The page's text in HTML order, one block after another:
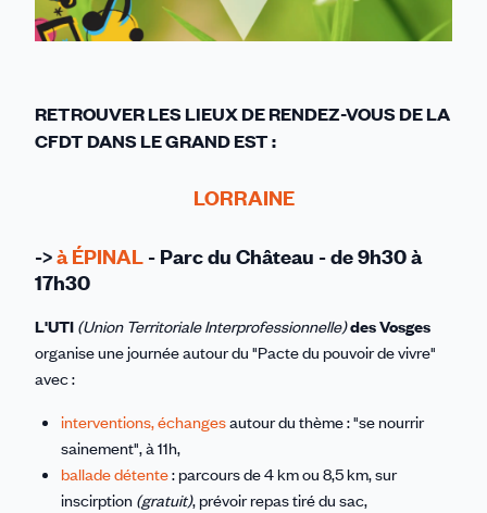
RETROUVER LES LIEUX DE RENDEZ-VOUS DE LA
CFDT DANS LE GRAND EST :
LORRAINE
->à ÉPINAL - Parc du Château - de 9h30 à
17h30
L'UTI (Union Territoriale Interprofessionnelle)desVosges
organise une journée autour du "Pacte du pouvoir de vivre"
avec :
interventions, échangesautour du thème : "se nourrir
sainement", à 11h,
ballade détente: parcours de 4 km ou 8,5 km, sur
inscirption (gratuit), prévoir repas tiré du sac,